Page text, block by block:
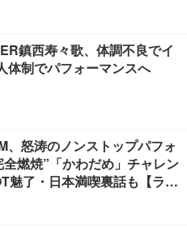
鎮西寿々歌、体調不良でイ
体制でパフォーマンスへ
、怒涛のノンストップパフォ
燃焼”「かわだめ」チャレン
魅了・日本満喫裏話も【ライ